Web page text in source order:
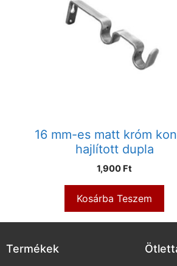
16 mm-es matt króm
hajlított dupla
1,900 Ft
Kosárba Teszem
Termékek